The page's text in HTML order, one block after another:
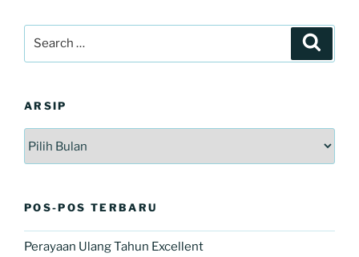
ARSIP
POS-POS TERBARU
Perayaan Ulang Tahun Excellent